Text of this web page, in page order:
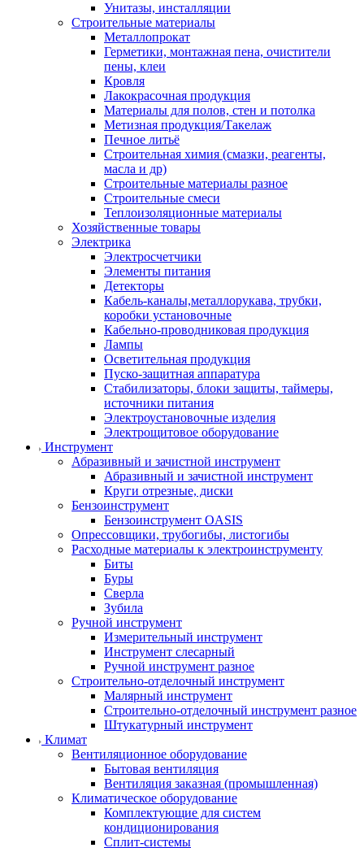
Унитазы, инсталляции
Строительные материалы
Металлопрокат
Герметики, монтажная пена, очистители
пены, клеи
Кровля
Лакокрасочная продукция
Материалы для полов, стен и потолка
Метизная продукция/Такелаж
Печное литьё
Строительная химия (смазки, реагенты,
масла и др)
Строительные материалы разное
Строительные смеси
Теплоизоляционные материалы
Хозяйственные товары
Электрика
Электросчетчики
Элементы питания
Детекторы
Кабель-каналы,металлорукава, трубки,
коробки установочные
Кабельно-проводниковая продукция
Лампы
Осветительная продукция
Пуско-защитная аппаратура
Стабилизаторы, блоки защиты, таймеры,
источники питания
Электроустановочные изделия
Электрощитовое оборудование
Инструмент
Абразивный и зачистной инструмент
Абразивный и зачистной инструмент
Круги отрезные, диски
Бензоинструмент
Бензоинструмент OASIS
Опрессовщики, трубогибы, листогибы
Расходные материалы к электроинструменту
Биты
Буры
Сверла
Зубила
Ручной инструмент
Измерительный инструмент
Инструмент слесарный
Ручной инструмент разное
Строительно-отделочный инструмент
Малярный инструмент
Строительно-отделочный инструмент разное
Штукатурный инструмент
Климат
Вентиляционное оборудование
Бытовая вентиляция
Вентиляция заказная (промышленная)
Климатическое оборудование
Комплектующие для систем
кондиционирования
Сплит-системы